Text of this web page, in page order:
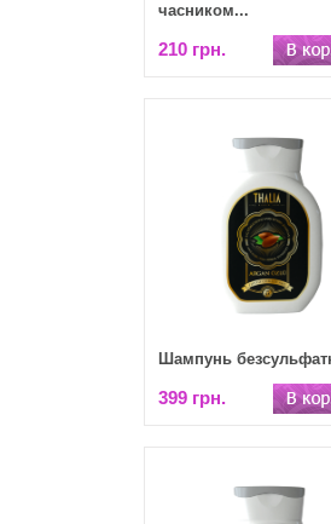
часником...
210 грн.
Шампунь
399 грн.